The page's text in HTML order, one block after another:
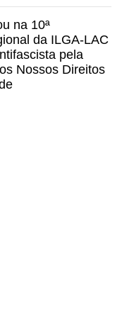
na 10ª
da ILGA-LAC
pela
Nossos Direitos